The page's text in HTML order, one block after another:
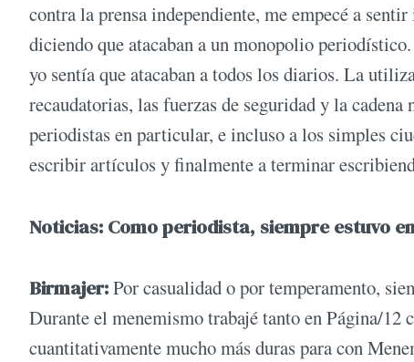
contra la prensa independiente, me empecé a
diciendo que atacaban a un monopolio
yo sentía que atacaban a todos los diarios. La
recaudatorias, las fuerzas de seguridad y la
periodistas en particular, e incluso a los simples
escribir artículos y finalmente a terminar
Noticias: Como periodista, siempre estuvo
Birmajer:Por casualidad o por temperamento,
Durante el menemismo trabajé tanto en Página/
cuantitativamente mucho más duras para con